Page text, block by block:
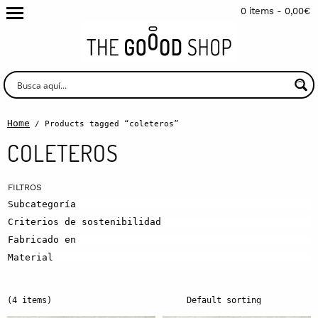
0 items - 0,00€
Home / Products tagged “coleteros”
COLETEROS
Subcategoría
Criterios de sostenibilidad
Fabricado en
Material
(4 items)